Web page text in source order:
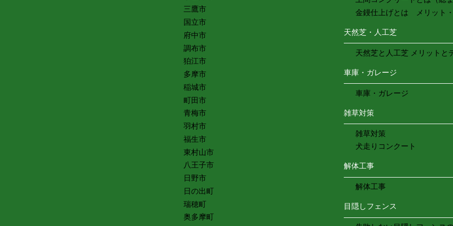
三鷹市
国立市
府中市
調布市
狛江市
多摩市
稲城市
町田市
青梅市
羽村市
福生市
東村山市
八王子市
日野市
日の出町
瑞穂町
奥多摩町
金鏝仕上げとは メリット
天然芝・人工芝
天然芝と人工芝 メリットと
車庫・ガレージ
車庫・ガレージ
雑草対策
雑草対策
犬走りコンクート
解体工事
解体工事
目隠しフェンス